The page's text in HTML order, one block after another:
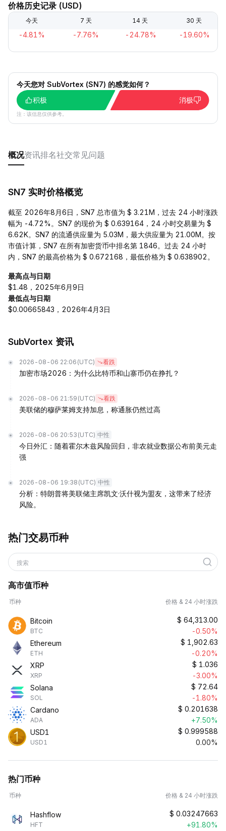
价格历史记录 (USD)
今天 7 天 14 天 30 天
-4.81% -7.76% -24.78% -19.60%
今天您对 SubVortex (SN7) 的感觉如何？
积极
消极
注：该信息仅供参考。
概况资讯排名社交常见问题
SN7 实时价格概览
截至 2026年8月6日，SN7 总市值为 $ 3.21M，过去 24 小时涨跌
幅为 -4.72%。SN7 的现价为 $ 0.639164，24 小时交易量为 $
6.62K。SN7 的流通供应量为 5.03M，最大供应量为 21.00M。按
市值计算，SN7 在所有加密货币中排名第 1846。过去 24 小时
内，SN7 的最高价格为 $ 0.672168，最低价格为 $ 0.638902。
最高点与日期
$1.48，2025年6月9日
最低点与日期
$0.00665843，2026年4月3日
SubVortex 资讯
2026-08-06 22:06 (UTC) 看跌
加密市场2026：为什么比特币和山寨币仍在挣扎？
2026-08-06 21:59 (UTC) 看跌
美联储的穆萨莱姆支持加息，称通胀仍然过高
2026-08-06 20:53 (UTC) 中性
今日外汇：随着霍尔木兹风险回归，非农就业数据公布前美元走
强
2026-08-06 19:38 (UTC) 中性
分析：特朗普将美联储主席凯文·沃什视为盟友，这带来了经济
风险。
热门交易币种
搜索
高市值币种
币种 价格 & 24 小时涨跌
Bitcoin
BTC
$ 64,313.00
-0.50%
Ethereum
ETH
$ 1,902.63
-0.20%
XRP
XRP
$ 1.036
-3.00%
Solana
SOL
$ 72.64
-1.80%
Cardano
ADA
$ 0.201638
+7.50%
USD1
USD1
$ 0.999588
0.00%
热门币种
币种 价格 & 24 小时涨跌
Hashflow
HFT
$ 0.03247663
+91.80%